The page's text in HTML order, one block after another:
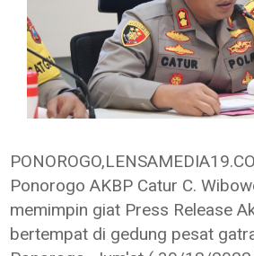
Ponorogo AKBP Catur C.
memimpin giat Press Release
bertempat di gedung pesat